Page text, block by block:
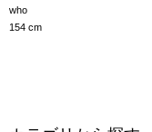
who
154 cm